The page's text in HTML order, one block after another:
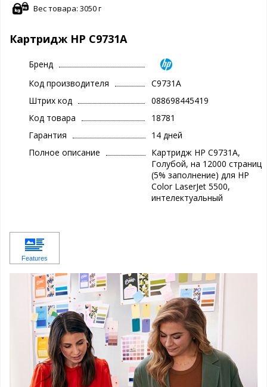
Вес товара: 3050 г
Картридж HP C9731A
Бренд
Код производителя
C9731A
Штрих код
088698445419
Код товара
18781
Гарантия
14 дней
Полное описание
Картридж HP C9731A,
Голубой, на 12000 страниц
(5% заполнение) для HP
Color LaserJet 5500,
интелектуальный